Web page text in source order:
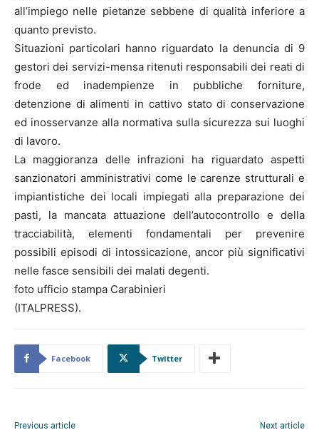
all’impiego nelle pietanze sebbene di qualità inferiore a
quanto previsto.
Situazioni particolari hanno riguardato la denuncia di 9
gestori dei servizi-mensa ritenuti responsabili dei reati di
frode ed inadempienze in pubbliche forniture,
detenzione di alimenti in cattivo stato di conservazione
ed inosservanze alla normativa sulla sicurezza sui luoghi
di lavoro.
La maggioranza delle infrazioni ha riguardato aspetti
sanzionatori amministrativi come le carenze strutturali e
impiantistiche dei locali impiegati alla preparazione dei
pasti, la mancata attuazione dell’autocontrollo e della
tracciabilità, elementi fondamentali per prevenire
possibili episodi di intossicazione, ancor più significativi
nelle fasce sensibili dei malati degenti.
foto ufficio stampa Carabinieri
(ITALPRESS).
Facebook Twitter
Previous article Next article